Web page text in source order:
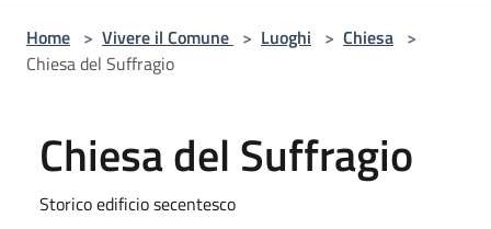
Home > Vivere il Comune > Luoghi > Chiesa >
Chiesa del Suffragio
Chiesa del Suffragio
Storico edificio secentesco